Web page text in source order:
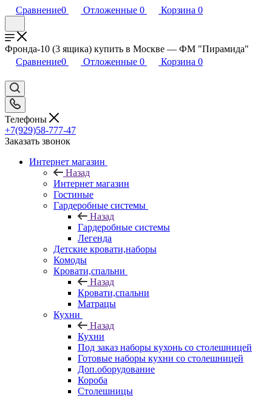
Сравнение0 Отложенные 0 Корзина 0
Фронда-10 (3 ящика) купить в Москве — ФМ "Пирамида"
Сравнение0 Отложенные 0 Корзина 0
Телефоны
+7(929)58-777-47
Заказать звонок
Интернет магазин
Назад
Интернет магазин
Гостиные
Гардеробные системы
Назад
Гардеробные системы
Легенда
Детские кровати,наборы
Комоды
Кровати,спальни
Назад
Кровати,спальни
Матрацы
Кухни
Назад
Кухни
Под заказ наборы кухонь со столешницей
Готовые наборы кухни со столешницей
Доп.оборудование
Короба
Столешницы